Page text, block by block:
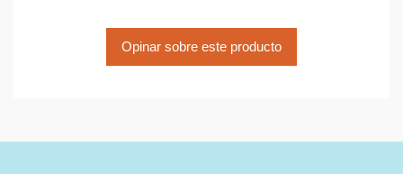
Opinar sobre este producto